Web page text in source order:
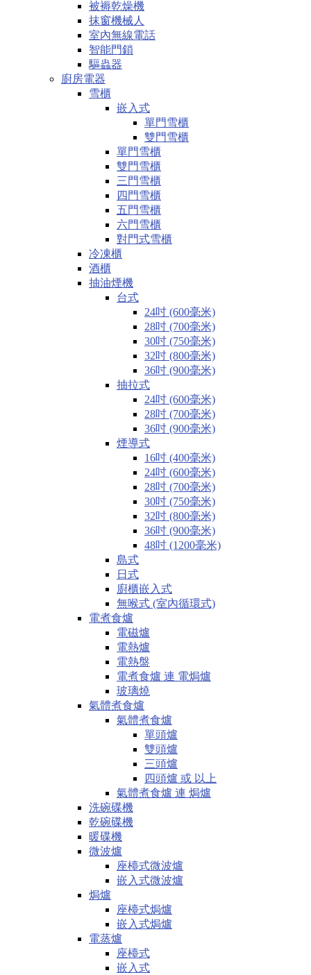
被褥乾燥機
抹窗機械人
室內無線電話
智能門鎖
驅蟲器
廚房電器
雪櫃
嵌入式
單門雪櫃
雙門雪櫃
單門雪櫃
雙門雪櫃
三門雪櫃
四門雪櫃
五門雪櫃
六門雪櫃
對門式雪櫃
冷凍櫃
酒櫃
抽油煙機
台式
24吋 (600毫米)
28吋 (700毫米)
30吋 (750毫米)
32吋 (800毫米)
36吋 (900毫米)
抽拉式
24吋 (600毫米)
28吋 (700毫米)
36吋 (900毫米)
煙導式
16吋 (400毫米)
24吋 (600毫米)
28吋 (700毫米)
30吋 (750毫米)
32吋 (800毫米)
36吋 (900毫米)
48吋 (1200毫米)
島式
日式
廚櫃嵌入式
無喉式 (室內循環式)
電煮食爐
電磁爐
電熱爐
電熱盤
電煮食爐 連 電焗爐
玻璃燒
氣體煮食爐
氣體煮食爐
單頭爐
雙頭爐
三頭爐
四頭爐 或 以上
氣體煮食爐 連 焗爐
洗碗碟機
乾碗碟機
暖碟機
微波爐
座檯式微波爐
嵌入式微波爐
焗爐
座檯式焗爐
嵌入式焗爐
電蒸爐
座檯式
嵌入式